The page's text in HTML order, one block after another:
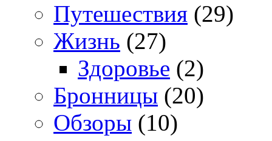
Путешествия (29)
Жизнь (27)
Здоровье (2)
Бронницы (20)
Обзоры (10)